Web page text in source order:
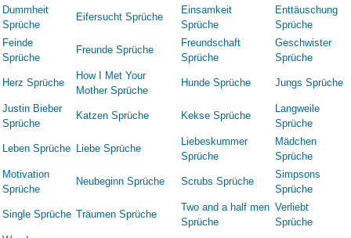
Dummheit
Sprüche
Eifersucht Sprüche
Einsamkeit
Sprüche
Enttäuschung
Sprüche
Feinde
Sprüche
Freunde Sprüche
Freundschaft
Sprüche
Geschwister
Sprüche
Herz Sprüche
How I Met Your
Mother Sprüche
Hunde Sprüche Jungs Sprüche
Justin Bieber
Sprüche
Katzen Sprüche Kekse Sprüche
Langweile
Sprüche
Leben Sprüche Liebe Sprüche
Liebeskummer
Sprüche
Mädchen
Sprüche
Motivation
Sprüche
Neubeginn Sprüche Scrubs Sprüche
Simpsons
Sprüche
Single Sprüche Träumen Sprüche
Two and a half men
Sprüche
Verliebt
Sprüche